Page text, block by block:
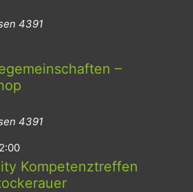
4391
–
4391
Kompetenztreffen